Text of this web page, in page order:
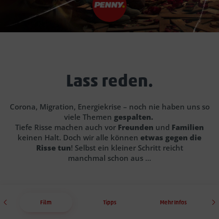
Lass reden.
Corona, Migration, Energiekrise – noch nie haben uns so
viele Themen gespalten.
Tiefe Risse machen auch vor Freunden und Familien
keinen Halt. Doch wir alle können etwas gegen die
Risse tun! Selbst ein kleiner Schritt reicht
manchmal schon aus …
Film Tipps Mehr Infos